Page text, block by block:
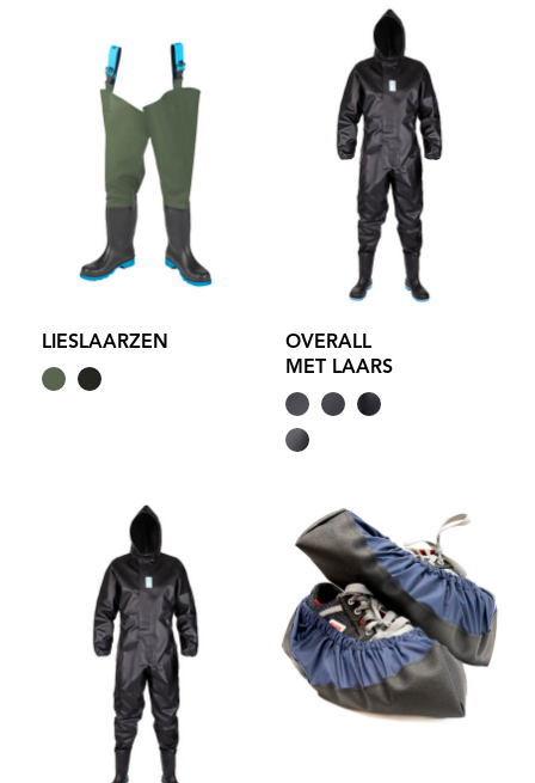
LIESLAARZEN
OVERALL
MET LAARS